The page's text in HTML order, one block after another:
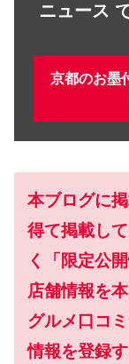
ニュース
京都のお墨
本ブログに
得て掲載し
く「限定公
店舗情報を
グルメ口コ
情報を登録